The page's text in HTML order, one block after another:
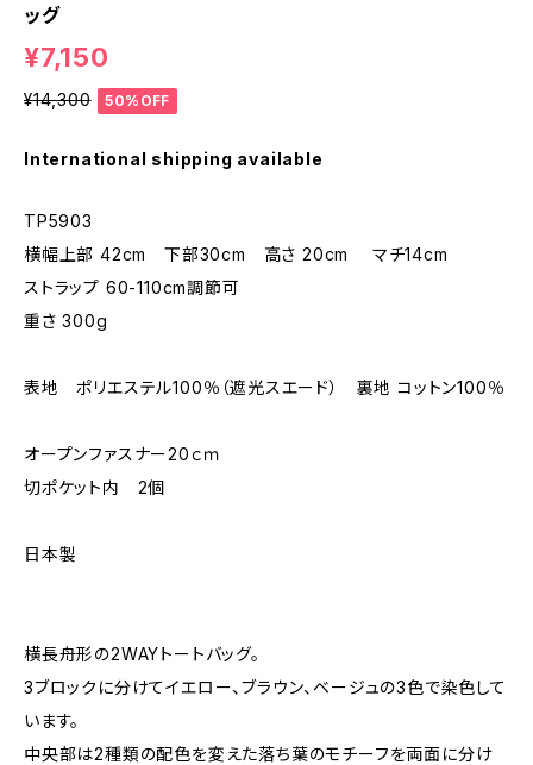
ッグ
¥7,150
¥14,300 50%OFF
International shipping available
TP5903
横幅上部 42cm 下部30cm 高さ 20cm マチ14cm
ストラップ 60-110cm調節可
重さ 300g
表地 ポリエステル100％（遮光スエード） 裏地 コットン100％
オープンファスナー20ｃｍ
切ポケット内 2個
日本製
横長舟形の2WAYトートバッグ。
3ブロックに分けてイエロー、ブラウン、ベージュの3色で染色して
います。
中央部は2種類の配色を変えた落ち葉のモチーフを両面に分け